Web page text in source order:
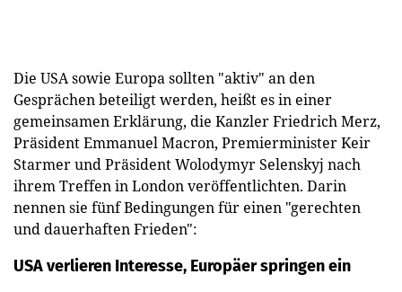
Die USA sowie Europa sollten "aktiv" an den
Gesprächen beteiligt werden, heißt es in einer
gemeinsamen Erklärung, die Kanzler Friedrich Merz,
Präsident Emmanuel Macron, Premierminister Keir
Starmer und Präsident Wolodymyr Selenskyj nach
ihrem Treffen in London veröffentlichten. Darin
nennen sie fünf Bedingungen für einen "gerechten
und dauerhaften Frieden":
USA verlieren Interesse, Europäer springen ein